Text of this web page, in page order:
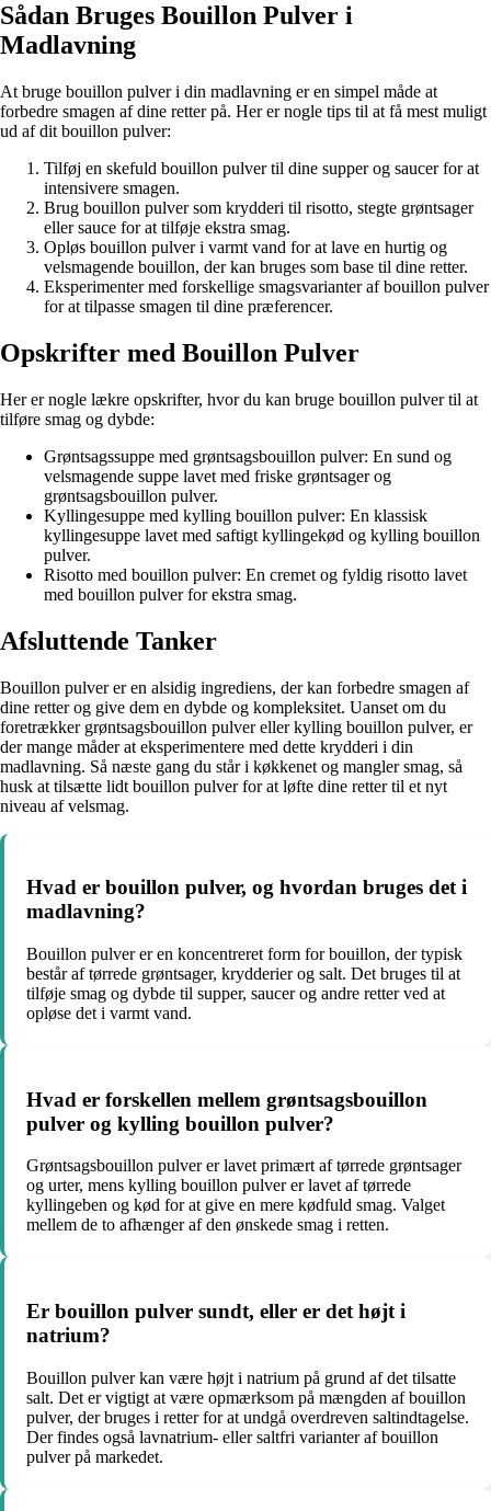
Sådan Bruges Bouillon Pulver i
Madlavning
At bruge bouillon pulver i din madlavning er en simpel måde at
forbedre smagen af dine retter på. Her er nogle tips til at få mest muligt
ud af dit bouillon pulver:
Tilføj en skefuld bouillon pulver til dine supper og saucer for at
intensivere smagen.
Brug bouillon pulver som krydderi til risotto, stegte grøntsager
eller sauce for at tilføje ekstra smag.
Opløs bouillon pulver i varmt vand for at lave en hurtig og
velsmagende bouillon, der kan bruges som base til dine retter.
Eksperimenter med forskellige smagsvarianter af bouillon pulver
for at tilpasse smagen til dine præferencer.
Opskrifter med Bouillon Pulver
Her er nogle lækre opskrifter, hvor du kan bruge bouillon pulver til at
tilføre smag og dybde:
Grøntsagssuppe med grøntsagsbouillon pulver: En sund og
velsmagende suppe lavet med friske grøntsager og
grøntsagsbouillon pulver.
Kyllingesuppe med kylling bouillon pulver: En klassisk
kyllingesuppe lavet med saftigt kyllingekød og kylling bouillon
pulver.
Risotto med bouillon pulver: En cremet og fyldig risotto lavet
med bouillon pulver for ekstra smag.
Afsluttende Tanker
Bouillon pulver er en alsidig ingrediens, der kan forbedre smagen af
dine retter og give dem en dybde og kompleksitet. Uanset om du
foretrækker grøntsagsbouillon pulver eller kylling bouillon pulver, er
der mange måder at eksperimentere med dette krydderi i din
madlavning. Så næste gang du står i køkkenet og mangler smag, så
husk at tilsætte lidt bouillon pulver for at løfte dine retter til et nyt
niveau af velsmag.
Hvad er bouillon pulver, og hvordan bruges det i
madlavning?
Bouillon pulver er en koncentreret form for bouillon, der typisk
består af tørrede grøntsager, krydderier og salt. Det bruges til at
tilføje smag og dybde til supper, saucer og andre retter ved at
opløse det i varmt vand.
Hvad er forskellen mellem grøntsagsbouillon
pulver og kylling bouillon pulver?
Grøntsagsbouillon pulver er lavet primært af tørrede grøntsager
og urter, mens kylling bouillon pulver er lavet af tørrede
kyllingeben og kød for at give en mere kødfuld smag. Valget
mellem de to afhænger af den ønskede smag i retten.
Er bouillon pulver sundt, eller er det højt i
natrium?
Bouillon pulver kan være højt i natrium på grund af det tilsatte
salt. Det er vigtigt at være opmærksom på mængden af bouillon
pulver, der bruges i retter for at undgå overdreven saltindtagelse.
Der findes også lavnatrium- eller saltfri varianter af bouillon
pulver på markedet.